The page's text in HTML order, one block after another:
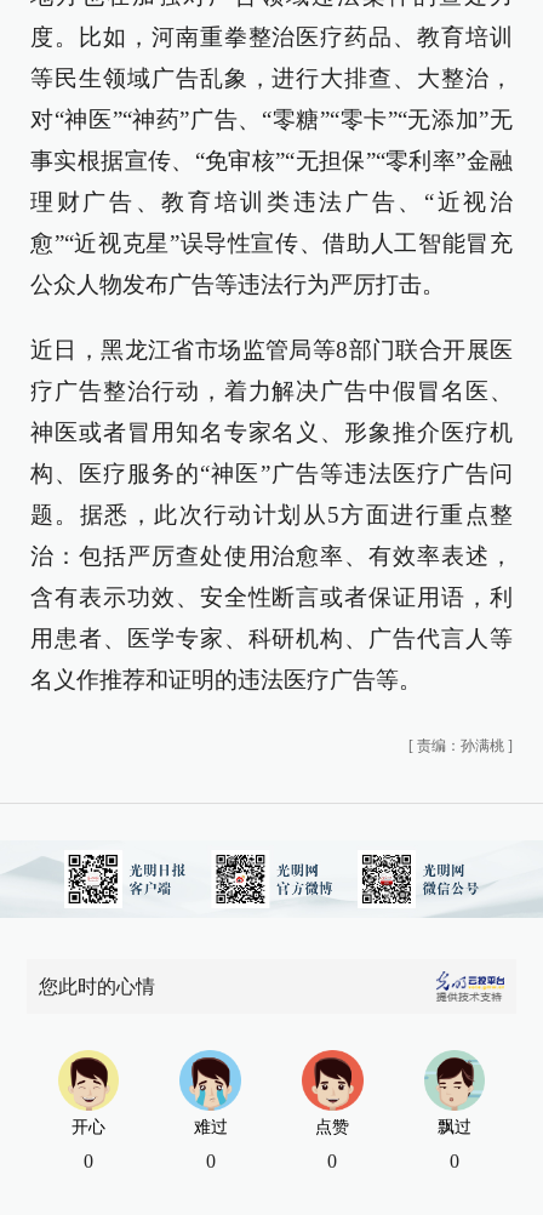
度。比如，河南重拳整治医疗药品、教育培训
等民生领域广告乱象，进行大排查、大整治，
对“神医”“神药”广告、“零糖”“零卡”“无添加”无
事实根据宣传、“免审核”“无担保”“零利率”金融
理财广告、教育培训类违法广告、“近视治
愈”“近视克星”误导性宣传、借助人工智能冒充
公众人物发布广告等违法行为严厉打击。
近日，黑龙江省市场监管局等8部门联合开展医
疗广告整治行动，着力解决广告中假冒名医、
神医或者冒用知名专家名义、形象推介医疗机
构、医疗服务的“神医”广告等违法医疗广告问
题。据悉，此次行动计划从5方面进行重点整
治：包括严厉查处使用治愈率、有效率表述，
含有表示功效、安全性断言或者保证用语，利
用患者、医学专家、科研机构、广告代言人等
名义作推荐和证明的违法医疗广告等。
[ 责编：孙满桃 ]
您此时的心情
开心
0
难过
0
点赞
0
飘过
0